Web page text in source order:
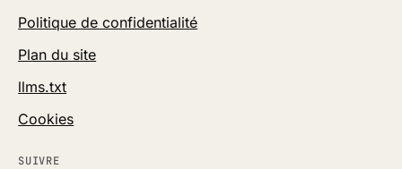
Politique de confidentialité
Plan du site
llms.txt
Cookies
SUIVRE